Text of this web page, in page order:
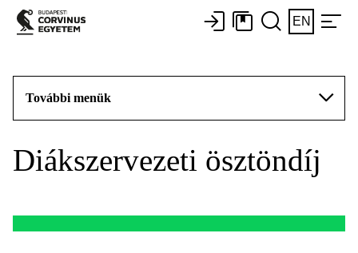
EN
További menük
Diákszervezeti ösztöndíj